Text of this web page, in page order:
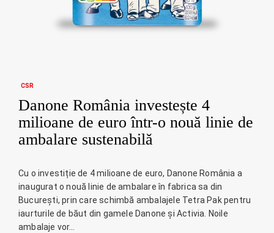
CSR
Danone România investește 4
milioane de euro într-o nouă linie de
ambalare sustenabilă
Cu o investiție de 4 milioane de euro, Danone România a
inaugurat o nouă linie de ambalare în fabrica sa din
București, prin care schimbă ambalajele Tetra Pak pentru
iaurturile de băut din gamele Danone și Activia. Noile
ambalaje vor…